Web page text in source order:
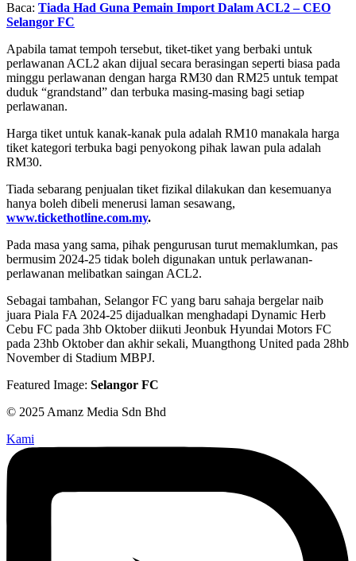
Baca: Tiada Had Guna Pemain Import Dalam ACL2 – CEO
Selangor FC
Apabila tamat tempoh tersebut, tiket-tiket yang berbaki untuk
perlawanan ACL2 akan dijual secara berasingan seperti biasa pada
minggu perlawanan dengan harga RM30 dan RM25 untuk tempat
duduk “grandstand” dan terbuka masing-masing bagi setiap
perlawanan.
Harga tiket untuk kanak-kanak pula adalah RM10 manakala harga
tiket kategori terbuka bagi penyokong pihak lawan pula adalah
RM30.
Tiada sebarang penjualan tiket fizikal dilakukan dan kesemuanya
hanya boleh dibeli menerusi laman sesawang,
www.tickethotline.com.my.
Pada masa yang sama, pihak pengurusan turut memaklumkan, pas
bermusim 2024-25 tidak boleh digunakan untuk perlawanan-
perlawanan melibatkan saingan ACL2.
Sebagai tambahan, Selangor FC yang baru sahaja bergelar naib
juara Piala FA 2024-25 dijadualkan menghadapi Dynamic Herb
Cebu FC pada 3hb Oktober diikuti Jeonbuk Hyundai Motors FC
pada 23hb Oktober dan akhir sekali, Muangthong United pada 28hb
November di Stadium MBPJ.
Featured Image: Selangor FC
© 2025 Amanz Media Sdn Bhd
Kami